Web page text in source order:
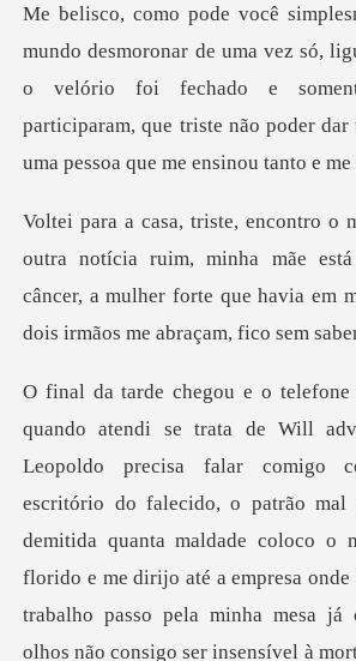
o velório foi fechado e
participaram, qu
ruim, minha mãe
câncer, a mulher forte que havia e
do falecido, o patrão mal
demitida quanta maldade coloco o
florido e me dirijo até a empresa
trabalho